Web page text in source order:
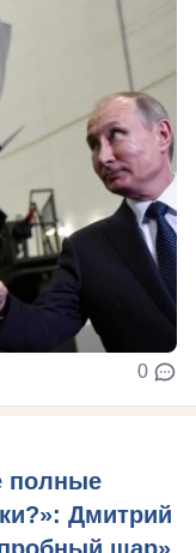
0
полные
Дмитрий